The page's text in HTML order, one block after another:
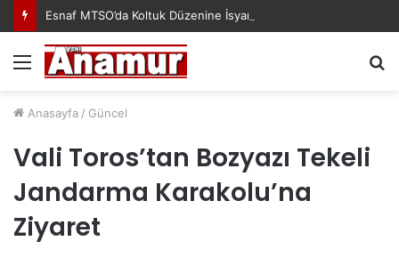
Esnaf MTSO’da Koltuk Düzenine İsyan Etti!
Menü
Anasayfa / Güncel
Vali Toros’tan Bozyazı Tekeli
Jandarma Karakolu’na
Ziyaret